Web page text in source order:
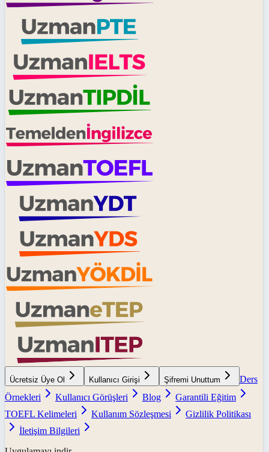
Ücretsiz Üye Ol Kullanıcı Girişi Şifremi Unuttum
Ders
Örnekleri
Kullanıcı Görüşleri Blog
Garantili Eğitim
TOEFL Kelimeleri
Kullanım Sözleşmesi
Gizlilik Politikası
İletişim Bilgileri